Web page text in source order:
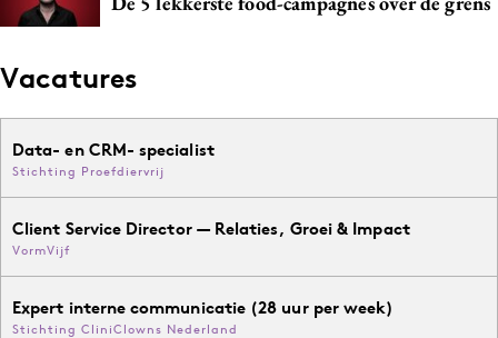
Vacatures
Data- en CRM- specialist
Stichting Proefdiervrij
Client Service Director — Relaties, Groei & Impact
VormVijf
Expert interne communicatie (28 uur per week)
Stichting CliniClowns Nederland